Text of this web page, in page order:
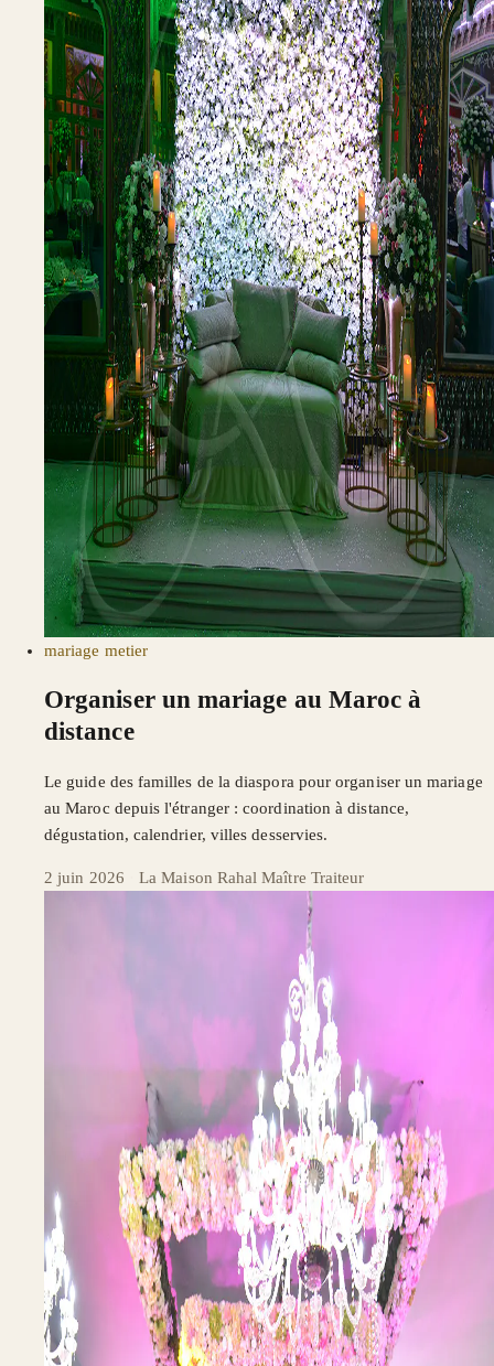
mariage metier
Organiser un mariage au Maroc à
distance
Le guide des familles de la diaspora pour organiser un mariage
au Maroc depuis l'étranger : coordination à distance,
dégustation, calendrier, villes desservies.
2 juin 2026 La Maison Rahal Maître Traiteur